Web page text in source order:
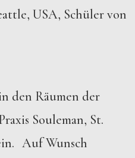
USA, Schüler von
den Räumen der
Souleman, St.
Auf Wunsch